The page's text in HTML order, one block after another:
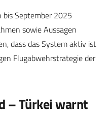
September 2025
sowie Aussagen
dass das System aktiv ist
Flugabwehrstrategie der
– Türkei warnt